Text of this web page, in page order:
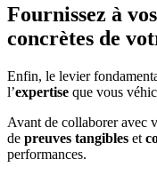
Fournissez à
concrètes de
Enfin, le levier
l’expertise que vous
Avant de collaborer avec
de preuves tangibles et
performances.